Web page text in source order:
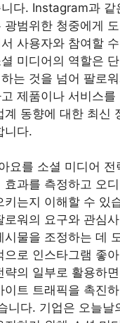
다. Instagram과 같
광범위한 청중에게
사용자와 참여할
미디어의 역할은
는 것을 넘어 팔로
제품이나 서비스를
계 동향에 대한 최신
니다.
요를 소셜 미디어 전
효과를 측정하고 오
키는지 이해할 수 있
로워의 요구와 관심
시물을 조정하는 데
으로 인스타그램 좋
략의 일부로 활용하
이트 트래픽을 촉진
니다. 기업은 오늘날